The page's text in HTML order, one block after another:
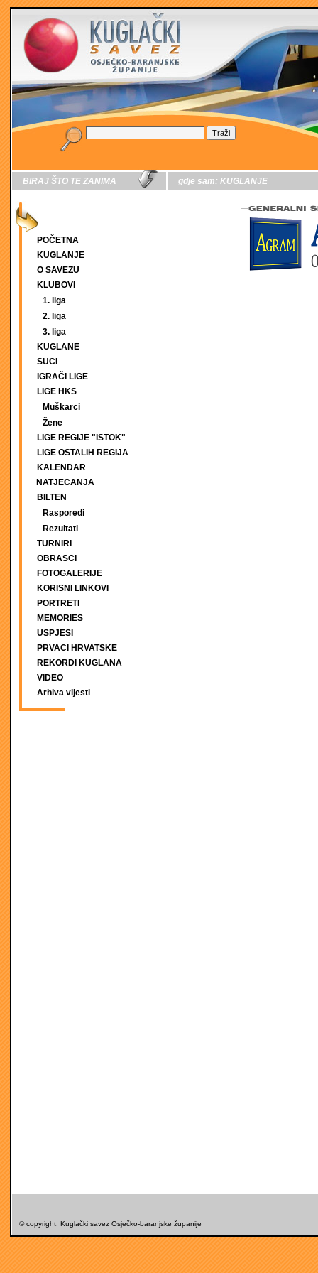
BIRAJ ŠTO TE ZANIMA
POČETNA
KUGLANJE
O SAVEZU
KLUBOVI
1. liga
2. liga
3. liga
KUGLANE
SUCI
IGRAČI LIGE
LIGE HKS
Muškarci
Žene
LIGE REGIJE "ISTOK"
LIGE OSTALIH REGIJA
KALENDAR
NATJECANJA
BILTEN
Rasporedi
Rezultati
TURNIRI
OBRASCI
FOTOGALERIJE
KORISNI LINKOVI
PORTRETI
MEMORIES
USPJESI
PRVACI HRVATSKE
REKORDI KUGLANA
VIDEO
Arhiva vijesti
gdje sam: KUGLANJE
© copyright: Kuglački savez Osječko-baranjske županije